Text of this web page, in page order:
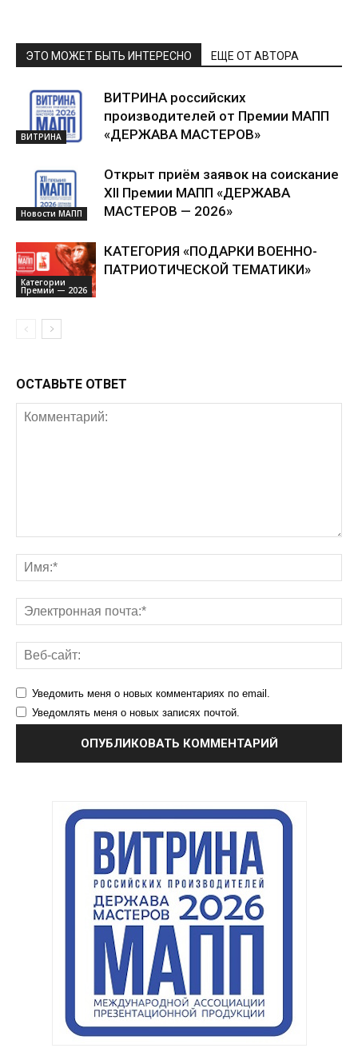
ЭТО МОЖЕТ БЫТЬ ИНТЕРЕСНО ЕЩЕ ОТ АВТОРА
ВИТРИНА
ВИТРИНА российских
производителей от Премии МАПП
«ДЕРЖАВА МАСТЕРОВ»
Новости МАПП
Открыт приём заявок на соискание
XII Премии МАПП «ДЕРЖАВА
МАСТЕРОВ — 2026»
Категории
Премии — 2026
КАТЕГОРИЯ «ПОДАРКИ ВОЕННО-
ПАТРИОТИЧЕСКОЙ ТЕМАТИКИ»
ОСТАВЬТЕ ОТВЕТ
Уведомить меня о новых комментариях по email.
Уведомлять меня о новых записях почтой.